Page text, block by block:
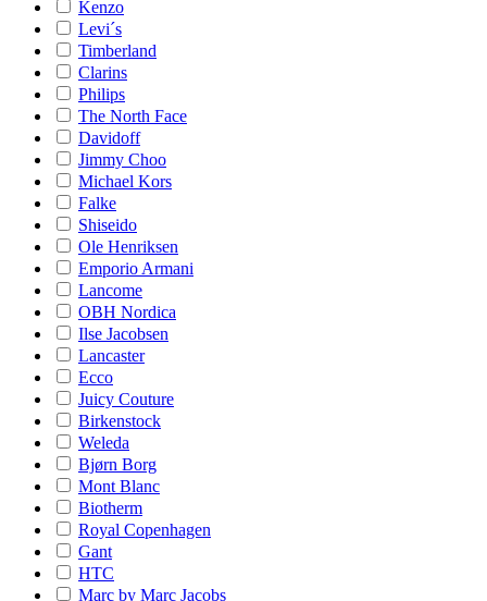
Kenzo
Levi´s
Timberland
Clarins
Philips
The North Face
Davidoff
Jimmy Choo
Michael Kors
Falke
Shiseido
Ole Henriksen
Emporio Armani
Lancome
OBH Nordica
Ilse Jacobsen
Lancaster
Ecco
Juicy Couture
Birkenstock
Weleda
Bjørn Borg
Mont Blanc
Biotherm
Royal Copenhagen
Gant
HTC
Marc by Marc Jacobs